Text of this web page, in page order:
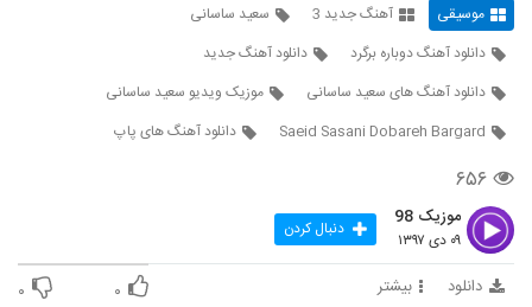
345
۴۴۹ بازدید
موزیک زیبای با من بساز از عرفان ترابی
347
دانلود آهنگ مهدی اسحاقی بخند برام
موسیقی آهنگ جدید 3
سعید ساسانی
دانلود آهنگ دوباره برگرد
دانلود آهنگ جدید
دانلود آهنگ های سعید ساسانی
موزیک ویدیو سعید ساسانی
Saeid Sasani Dobareh Bargard
دانلود آهنگ های پاپ
۶۵۶
موزیک 98
۰۹ دی ۱۳۹۷ دنبال کردن
دانلود بیشتر ۰ ۰